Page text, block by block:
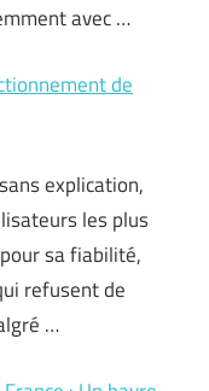
avec …
de
explication,
les plus
sa fiabilité,
refusent de
…